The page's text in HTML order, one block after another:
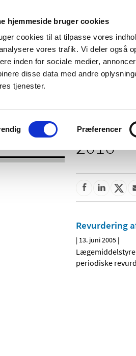
hjemmeside bruger cookies
cookies til at tilpasse vores
vores trafik. Vi deler også
inden for sociale medier,
disse data med andre
tjenester.
Præferencer
Bivirkninger og
produktinformation
2016
Revurdering
| 13. juni 2005 |
periodiske